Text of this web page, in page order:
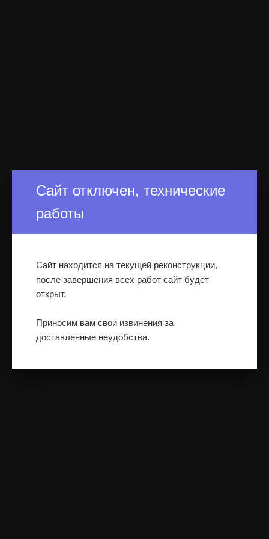
Сайт отключен, технические
работы
Сайт находится на текущей реконструкции,
после завершения всех работ сайт будет
открыт.
Приносим вам свои извинения за
доставленные неудобства.